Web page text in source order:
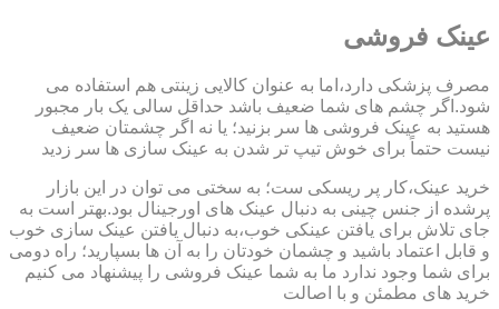
عینک فروشی
مصرف پزشکی دارد،اما به عنوان کالایی زینتی هم استفاده می
شود.اگر چشم های شما ضعیف باشد حداقل سالی یک بار مجبور
هستید به عینک فروشی ها سر بزنید؛ یا نه اگر چشمتان ضعیف
نیست حتماً برای خوش تیپ تر شدن به عینک سازی ها سر زدید
خرید عینک،کار پر ریسکی ست؛ به سختی می توان در این بازار
پرشده از جنس چینی به دنبال عینک های اورجینال بود.بهتر است به
جای تلاش برای یافتن عینکی خوب،به دنبال یافتن عینک سازی خوب
و قابل اعتماد باشید و چشمان خودتان را به آن ها بسپارید؛ راه دومی
برای شما وجود ندارد ما به شما عینک فروشی را پیشنهاد می کنیم
خرید های مطمئن و با اصالت